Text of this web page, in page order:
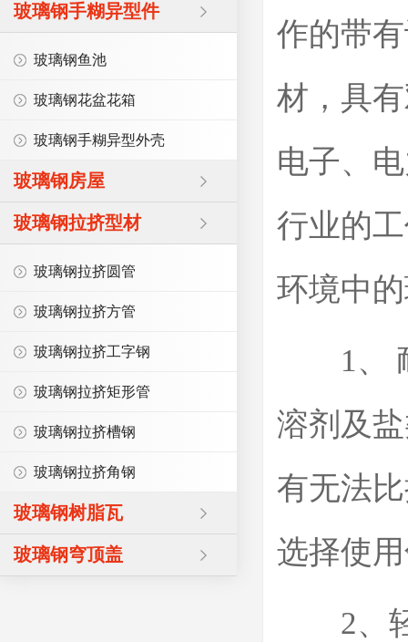
玻璃钢手糊异型件
玻璃钢鱼池
玻璃钢花盆花箱
玻璃钢手糊异型外壳
玻璃钢房屋
玻璃钢拉挤型材
玻璃钢拉挤圆管
玻璃钢拉挤方管
玻璃钢拉挤工字钢
玻璃钢拉挤矩形管
玻璃钢拉挤槽钢
玻璃钢拉挤角钢
玻璃钢树脂瓦
玻璃钢穹顶盖
作的带
材，具
电子、
行业的
环境中
1、 耐
溶剂及
有无法
选择使
2、轻